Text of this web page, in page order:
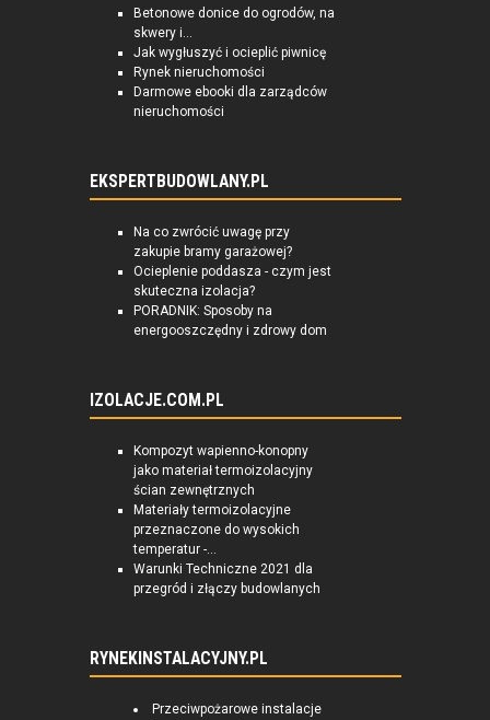
Betonowe donice do ogrodów, na
skwery i...
Jak wygłuszyć i ocieplić piwnicę
Rynek nieruchomości
Darmowe ebooki dla zarządców
nieruchomości
EKSPERTBUDOWLANY.PL
Na co zwrócić uwagę przy
zakupie bramy garażowej?
Ocieplenie poddasza - czym jest
skuteczna izolacja?
PORADNIK: Sposoby na
energooszczędny i zdrowy dom
IZOLACJE.COM.PL
Kompozyt wapienno-konopny
jako materiał termoizolacyjny
ścian zewnętrznych
Materiały termoizolacyjne
przeznaczone do wysokich
temperatur -...
Warunki Techniczne 2021 dla
przegród i złączy budowlanych
RYNEKINSTALACYJNY.PL
Przeciwpożarowe instalacje